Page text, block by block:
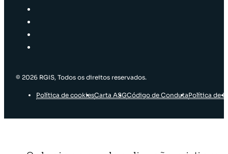
© 2026 RGIS, Todos os direitos reservados.
Política de cookiesCarta ASGCódigo de CondutaPolítica de